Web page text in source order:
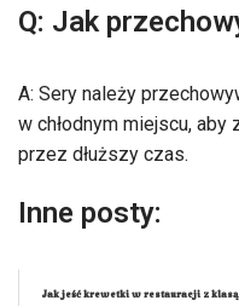
Q: Jak
A: Sery należy
w chłodnym miejscu,
przez dłuższy czas.
Inne posty:
Jak jeść krewetki w restauracji z